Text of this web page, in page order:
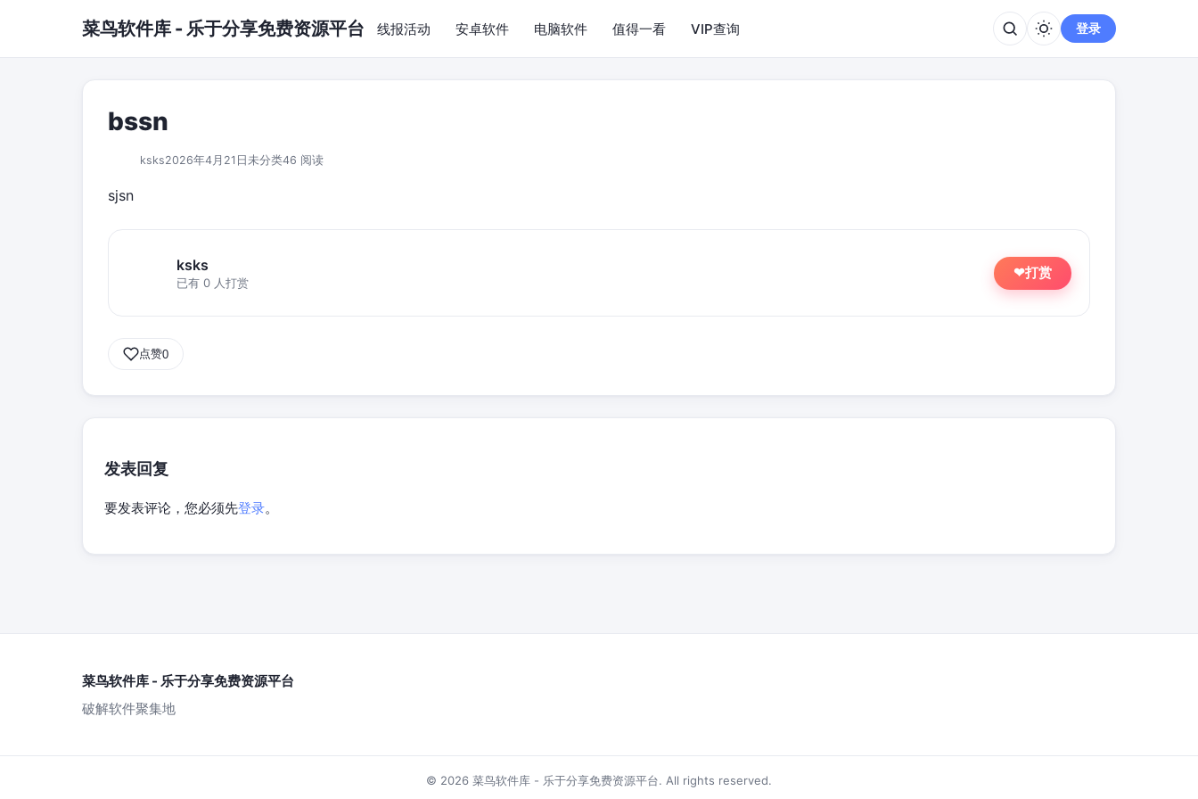
菜鸟软件库 - 乐于分享免费资源平台 线报活动 安卓软件 电脑软件 值得一看 VIP查询 登录
bssn
ksks2026年4月21日 未分类46 阅读
sjsn
ksks
已有 0 人打赏
❤打赏
点赞0
发表回复
要发表评论，您必须先登录。
菜鸟软件库 - 乐于分享免费资源平台
破解软件聚集地
© 2026 菜鸟软件库 - 乐于分享免费资源平台. All rights reserved.